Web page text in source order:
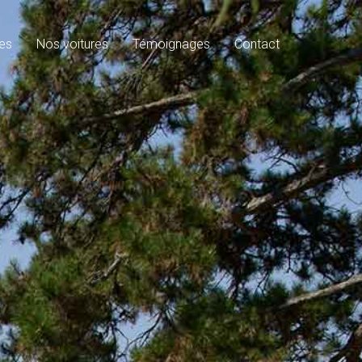
Nos voitures Témoignages Contact